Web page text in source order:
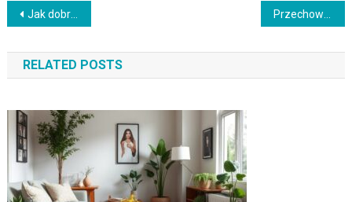
Nawigacja
wpisu
Jak dobrać oświetlenie do małego mieszkania, by optycznie powiększyć i uporządkować przestrzeń?
RELATED POSTS